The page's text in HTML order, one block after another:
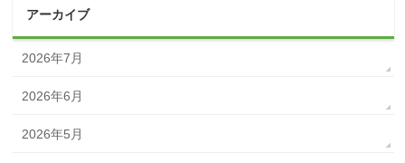
アーカイブ
2026年7月
2026年6月
2026年5月